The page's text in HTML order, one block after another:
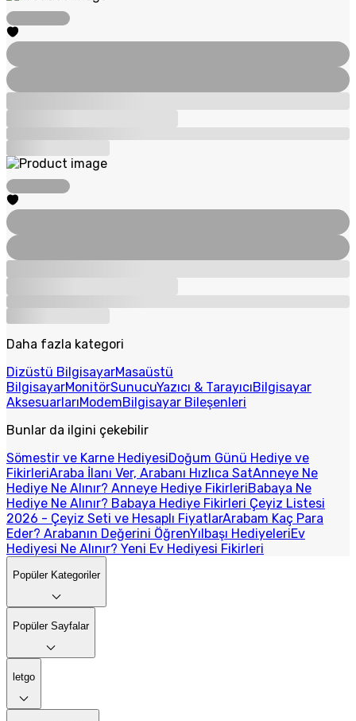
Daha fazla kategori
Dizüstü BilgisayarMasaüstü
BilgisayarMonitörSunucuYazıcı & TarayıcıBilgisayar
AksesuarlarıModemBilgisayar Bileşenleri
Bunlar da ilgini çekebilir
Sömestir ve Karne HediyesiDoğum Günü Hediye ve
FikirleriAraba İlanı Ver, Arabanı Hızlıca SatAnneye Ne
Hediye Ne Alınır? Anneye Hediye FikirleriBabaya Ne
Hediye Ne Alınır? Babaya Hediye Fikirleri Çeyiz Listesi
2026 - Çeyiz Seti ve Hesaplı FiyatlarArabam Kaç Para
Eder? Arabanın Değerini ÖğrenYılbaşı HediyeleriEv
Hediyesi Ne Alınır? Yeni Ev Hediyesi Fikirleri
Popüler Kategoriler
Popüler Sayfalar
letgo